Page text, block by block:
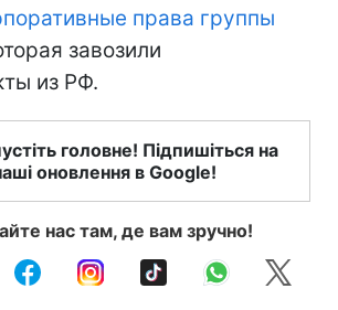
права группы
завозили
из РФ.
головне! Підпишіться на
оновлення в Google!
нас там, де вам зручно!